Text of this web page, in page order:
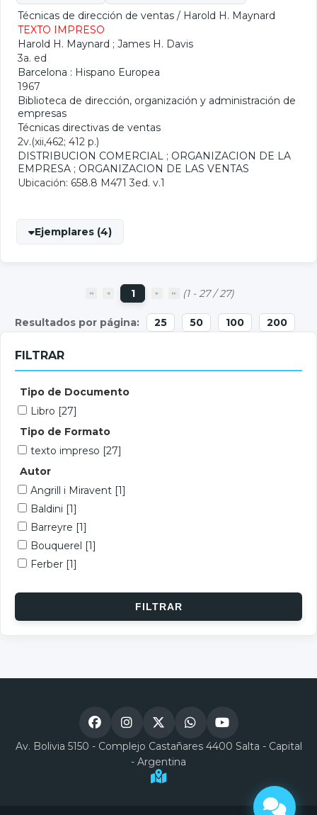
Técnicas de dirección de ventas / Harold H. Maynard
TEXTO IMPRESO
Harold H. Maynard ; James H. Davis
3a. ed
Barcelona : Hispano Europea
1967
Biblioteca de dirección, organización y administración de
empresas
Técnicas directivas de ventas
2v.(xii,462; 412 p.)
DISTRIBUCION COMERCIAL ; ORGANIZACION DE LA
EMPRESA ; ORGANIZACION DE LAS VENTAS
Ubicación: 658.8 M471 3ed. v.1
Ejemplares (4)
1 (1 - 27 / 27)
25 50 100 200
FILTRAR
Tipo de Documento
Libro [27]
Tipo de Formato
texto impreso [27]
Autor
Angrill i Miravent [1]
Baldini [1]
Barreyre [1]
Bouquerel [1]
Ferber [1]
Av. Bolivia 5150 - Complejo Castañares 4400 Salta - Capital
- Argentina